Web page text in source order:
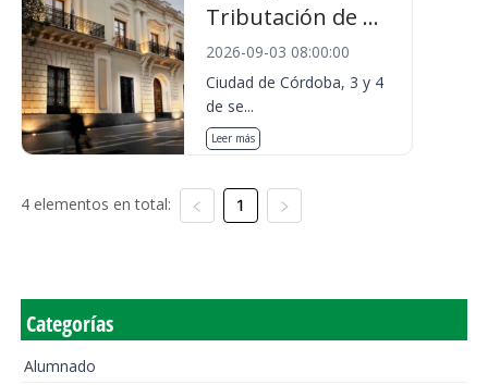
Tributación de ...
2026-09-03 08:00:00
Ciudad de Córdoba, 3 y 4
de se...
Leer más
4 elementos en total: 1
Categorías
Alumnado